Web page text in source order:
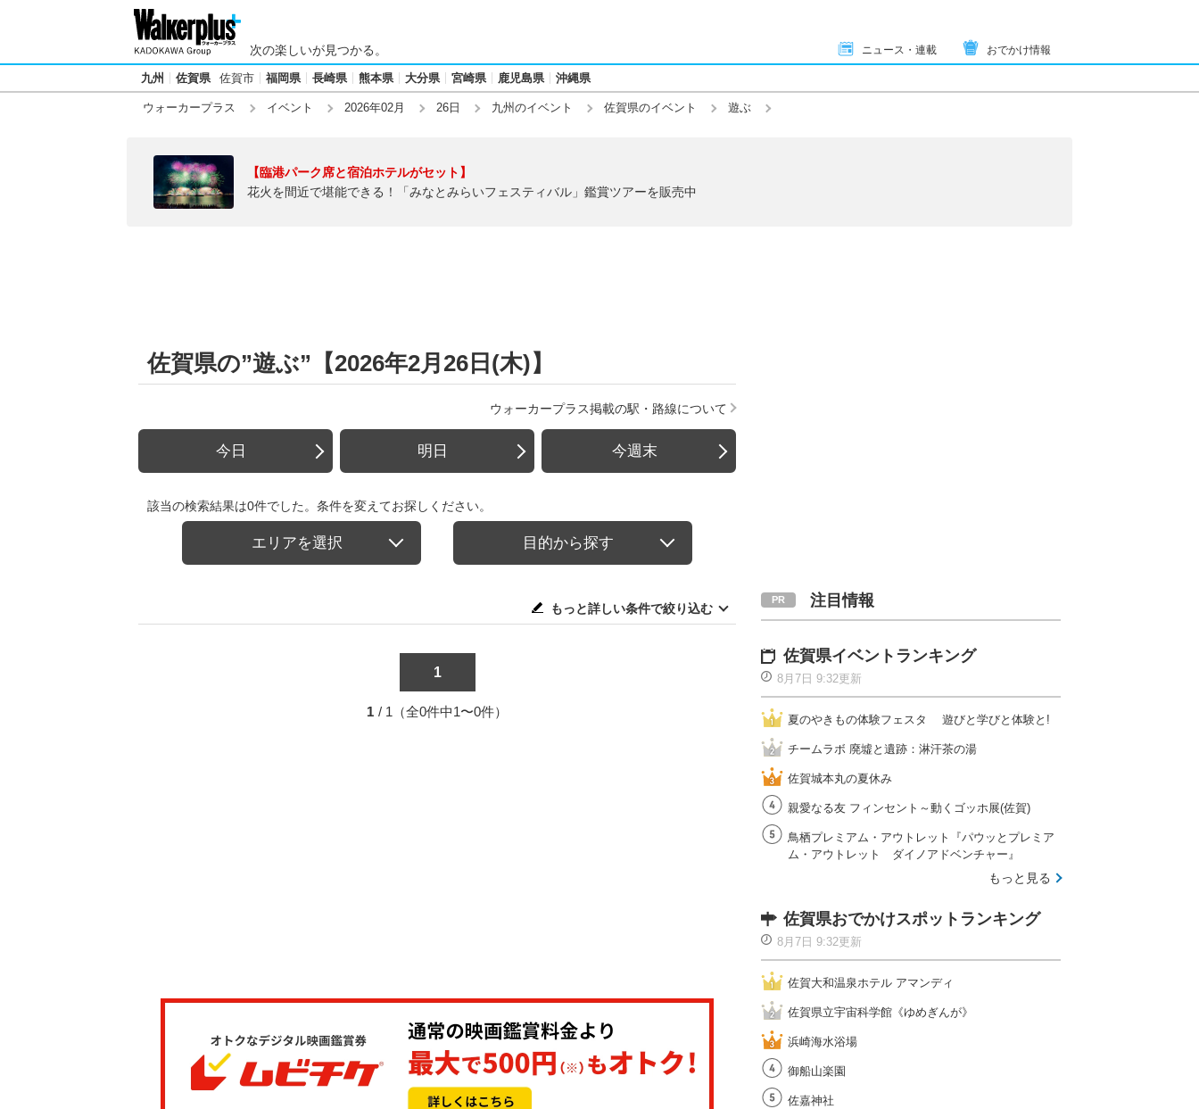
次の楽しいが見つかる。 ニュース・連載 おでかけ情報
九州 佐賀県 佐賀市 福岡県 長崎県 熊本県 大分県 宮崎県 鹿児島県 沖縄県
ウォーカープラス イベント 2026年02月 26日 九州のイベント 佐賀県のイベント 遊ぶ
【臨港パーク席と宿泊ホテルがセット】
花火を間近で堪能できる！「みなとみらいフェスティバル」鑑賞ツアーを販売中
佐賀県の”遊ぶ”【2026年2月26日(木)】
ウォーカープラス掲載の駅・路線について
今日 明日 今週末
該当の検索結果は0件でした。条件を変えてお探しください。
エリアを選択 目的から探す
もっと詳しい条件で絞り込む
1
1 / 1（全0件中1〜0件）
注目情報
佐賀県イベントランキング
8月7日 9:32更新
夏のやきもの体験フェスタ 遊びと学びと体験と!
チームラボ 廃墟と遺跡：淋汗茶の湯
佐賀城本丸の夏休み
親愛なる友 フィンセント～動くゴッホ展(佐賀)
鳥栖プレミアム・アウトレット『パウッとプレミア
ム・アウトレット ダイノアドベンチャー』
もっと見る
佐賀県おでかけスポットランキング
8月7日 9:32更新
佐賀大和温泉ホテル アマンディ
佐賀県立宇宙科学館《ゆめぎんが》
浜崎海水浴場
御船山楽園
佐嘉神社